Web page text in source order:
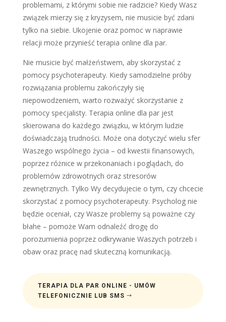
problemami, z którymi sobie nie radzicie? Kiedy Wasz
związek mierzy się z kryzysem, nie musicie być zdani
tylko na siebie. Ukojenie oraz pomoc w naprawie
relacji może przynieść terapia online dla par.
Nie musicie być małżeństwem, aby skorzystać z
pomocy psychoterapeuty. Kiedy samodzielne próby
rozwiązania problemu zakończyły się
niepowodzeniem, warto rozważyć skorzystanie z
pomocy specjalisty. Terapia online dla par jest
skierowana do każdego związku, w którym ludzie
doświadczają trudności. Może ona dotyczyć wielu sfer
Waszego wspólnego życia – od kwestii finansowych,
poprzez różnice w przekonaniach i poglądach, do
problemów zdrowotnych oraz stresorów
zewnętrznych. Tylko Wy decydujecie o tym, czy chcecie
skorzystać z pomocy psychoterapeuty. Psycholog nie
będzie oceniał, czy Wasze problemy są poważne czy
błahe – pomoże Wam odnaleźć drogę do
porozumienia poprzez odkrywanie Waszych potrzeb i
obaw oraz pracę nad skuteczną komunikacją.
TERAPIA DLA PAR ONLINE - UMÓW
TELEFONICZNIE LUB SMS